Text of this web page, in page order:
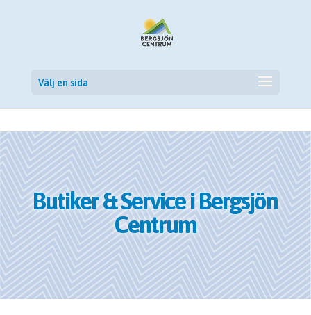
Välj en sida
Butiker & Service i Bergsjön
Centrum